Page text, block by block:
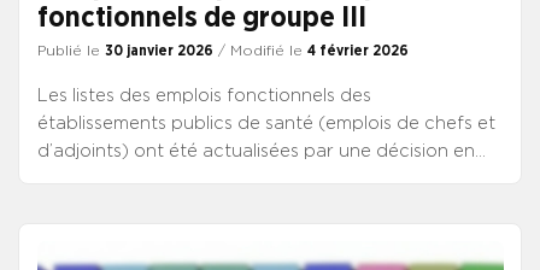
fonctionnels de groupe III
Publié le 30 janvier 2026 / Modifié le 4 février 2026
Les listes des emplois fonctionnels des
établissements publics de santé (emplois de chefs et
d’adjoints) ont été actualisées par une décision en